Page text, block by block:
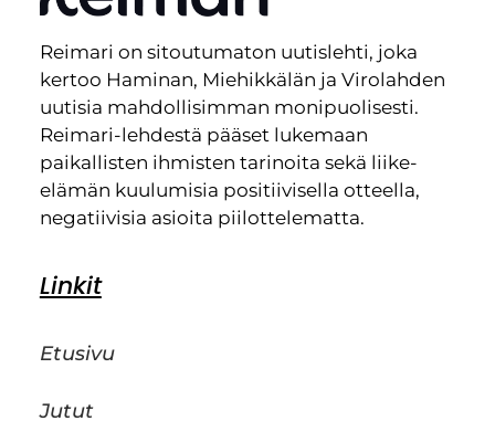
Reimari on sitoutumaton uutislehti, joka
kertoo Haminan, Miehikkälän ja Virolahden
uutisia mahdollisimman monipuolisesti.
Reimari-lehdestä pääset lukemaan
paikallisten ihmisten tarinoita sekä liike-
elämän kuulumisia positiivisella otteella,
negatiivisia asioita piilottelematta.
Linkit
Etusivu
Jutut